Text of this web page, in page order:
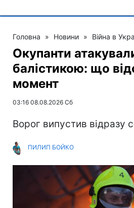
Головна » Новини » Війна в
Окупанти
балістикою: що
момент
03:16 08.08.2026 Сб
Ворог випустив відразу
ПИЛИП БОЙКО